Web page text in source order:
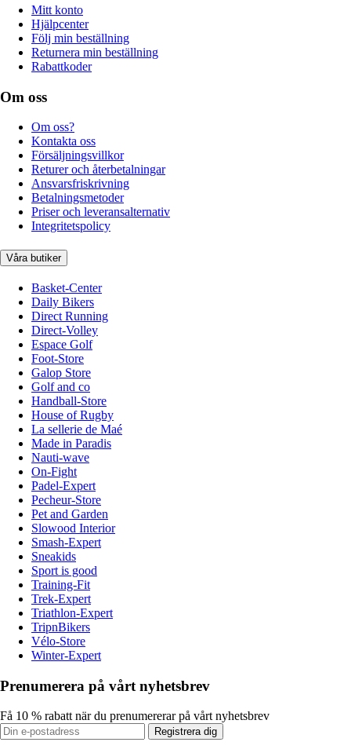
Mitt konto
Hjälpcenter
Följ min beställning
Returnera min beställning
Rabattkoder
Om oss
Om oss?
Kontakta oss
Försäljningsvillkor
Returer och återbetalningar
Ansvarsfriskrivning
Betalningsmetoder
Priser och leveransalternativ
Integritetspolicy
Våra butiker
Basket-Center
Daily Bikers
Direct Running
Direct-Volley
Espace Golf
Foot-Store
Galop Store
Golf and co
Handball-Store
House of Rugby
La sellerie de Maé
Made in Paradis
Nauti-wave
On-Fight
Padel-Expert
Pecheur-Store
Pet and Garden
Slowood Interior
Smash-Expert
Sneakids
Sport is good
Training-Fit
Trek-Expert
Triathlon-Expert
TripnBikers
Vélo-Store
Winter-Expert
Prenumerera på vårt nyhetsbrev
Få 10 % rabatt när du prenumererar på vårt nyhetsbrev
Registrera dig